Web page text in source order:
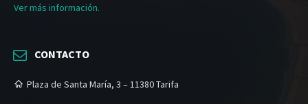
Ver más información.
CONTACTO
Plaza de Santa María, 3 – 11380 Tarifa